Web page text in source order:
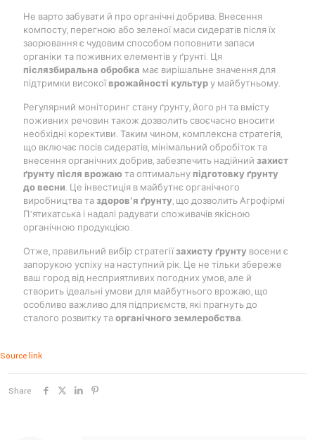
Не варто забувати й про органічні добрива. Внесення
компосту, перегною або зеленої маси сидератів після їх
заорювання є чудовим способом поповнити запаси
органіки та поживних елементів у ґрунті. Ця
післязбиральна обробка має вирішальне значення для
підтримки високоїврожайності культуру майбутньому.
Регулярний моніторинг стану ґрунту, його pH та вмісту
поживних речовин також дозволить своєчасно вносити
необхідні корективи. Таким чином, комплексна стратегія,
що включає посів сидератів, мінімальний обробіток та
внесення органічних добрив, забезпечить надійний захист
ґрунту після врожаю та оптимальну підготовку ґрунту
до весни. Це інвестиція в майбутнє органічного
виробництва таздоров’я ґрунту, що дозволить Агрофірмі
П’ятихатська і надалі радувати споживачів якісною
органічною продукцією.
Отже, правильний вибір стратегіїзахисту ґрунту восени є
запорукою успіху на наступний рік. Це не тільки збереже
ваш город від несприятливих погодних умов, але й
створить ідеальні умови для майбутнього врожаю, що
особливо важливо для підприємств, які прагнуть до
сталого розвитку таорганічного землеробства.
Source link
Share